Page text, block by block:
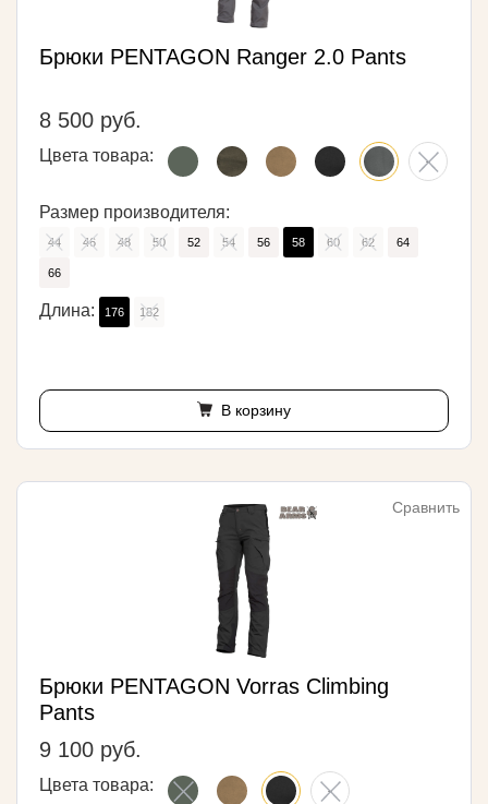
Брюки PENTAGON Ranger 2.0 Pants
8 500 руб.
Цвета товара:
Размер производителя:
44 46 48 50 52 54 56 58 60 62 64
66
Длина: 176 182
В корзину
Сравнить
Брюки PENTAGON Vorras Climbing
Pants
9 100 руб.
Цвета товара: